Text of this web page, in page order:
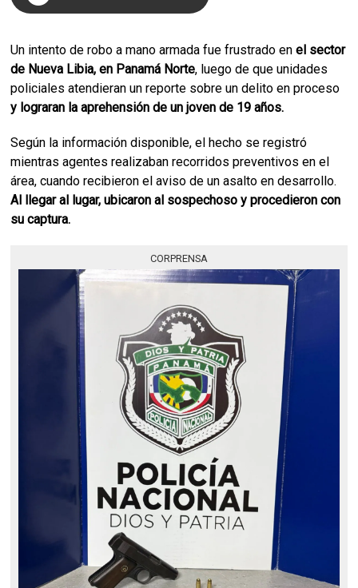
Un intento de robo a mano armada fue frustrado enel sector
de Nueva Libia, en Panamá Norte, luego de que unidades
policiales atendieran un reporte sobre un delito en proceso
y lograran la aprehensión de un joven de 19 años.
Según la información disponible, el hecho se registró
mientras agentes realizaban recorridos preventivos en el
área, cuando recibieron el aviso de un asalto en desarrollo.
Al llegar al lugar, ubicaron al sospechoso y procedieron con
su captura.
CORPRENSA